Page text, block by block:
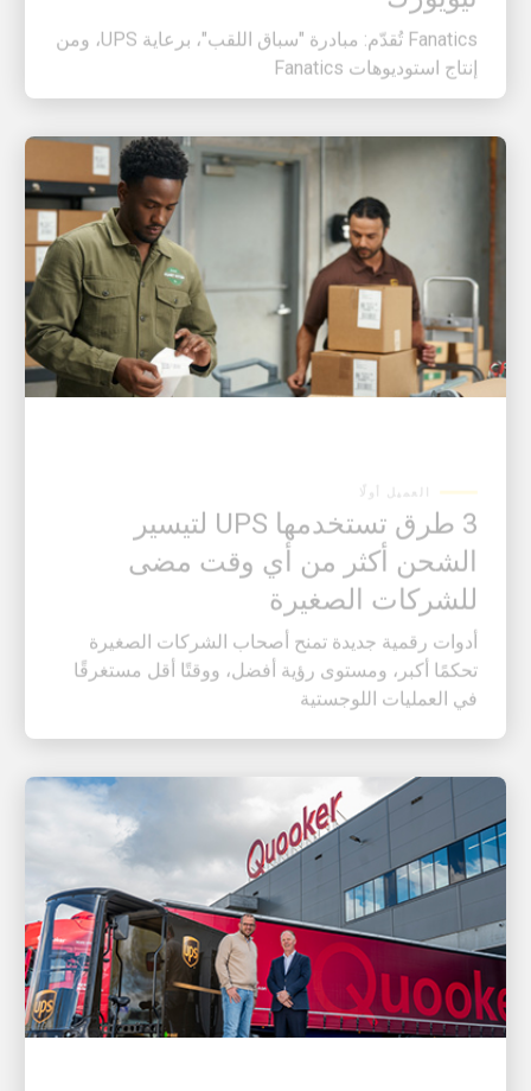
إنتاج استوديوهات Fanatics
الشحن أكثر من أي وقت مضى
للشركات الصغيرة
أدوات رقمية جديدة تمنح أصحاب الشركات الصغيرة
تحكمًا أكبر، ومستوى رؤية أفضل، ووقتًا أقل مستغرقًا
في العمليات اللوجستية